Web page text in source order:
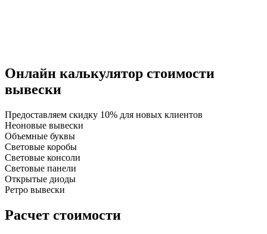
Онлайн калькулятор стоимости
вывески
Предоставляем скидку 10% для новых клиентов
Неоновые вывески
Объемные буквы
Световые коробы
Световые консоли
Световые панели
Открытые диоды
Ретро вывески
Расчет стоимости